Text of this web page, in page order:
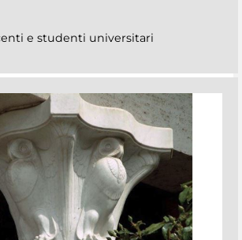
e studenti universitari